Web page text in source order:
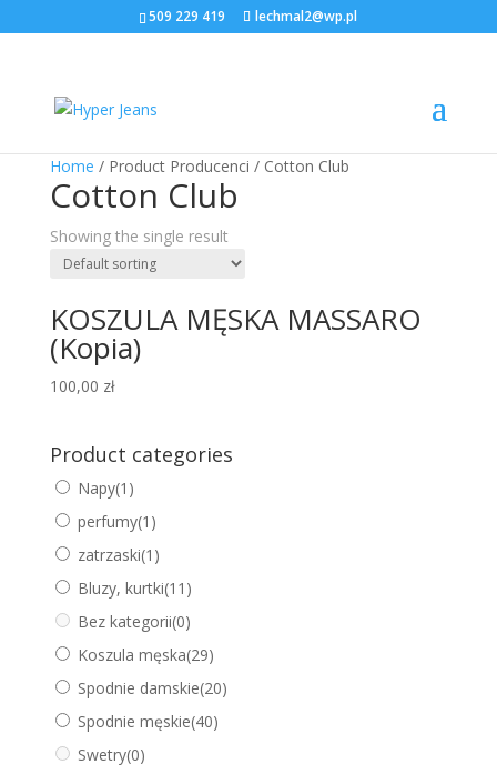
509 229 419 lechmal2@wp.pl
Home / Product Producenci / Cotton Club
Cotton Club
Showing the single result
KOSZULA MĘSKA MASSARO
(Kopia)
100,00 zł
Product categories
Napy(1)
perfumy(1)
zatrzaski(1)
Bluzy, kurtki(11)
Bez kategorii(0)
Koszula męska(29)
Spodnie damskie(20)
Spodnie męskie(40)
Swetry(0)